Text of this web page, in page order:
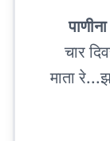
चार
माता